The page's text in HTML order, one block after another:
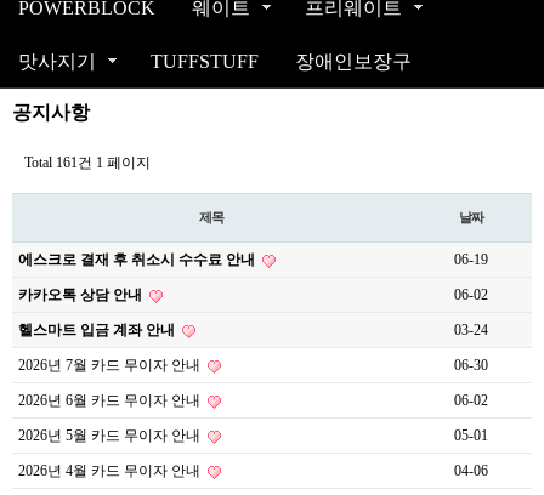
POWERBLOCK 웨이트 프리웨이트
맛사지기 TUFFSTUFF 장애인보장구
공지사항
Total 161건 1 페이지
제목 날짜
에스크로 결재 후 취소시 수수료 안내 06-19
카카오톡 상담 안내 06-02
헬스마트 입금 계좌 안내 03-24
2026년 7월 카드 무이자 안내 06-30
2026년 6월 카드 무이자 안내 06-02
2026년 5월 카드 무이자 안내 05-01
2026년 4월 카드 무이자 안내 04-06